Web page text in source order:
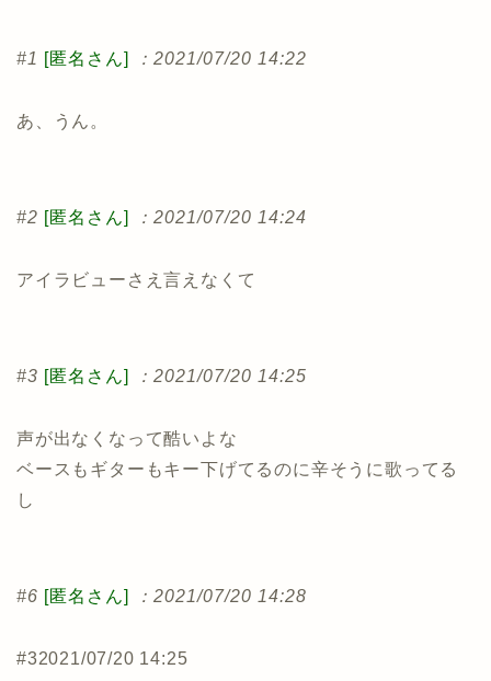
#1 [匿名さん] ：2021/07/20 14:22
あ、うん。
#2 [匿名さん] ：2021/07/20 14:24
アイラビューさえ言えなくて
#3 [匿名さん] ：2021/07/20 14:25
声が出なくなって酷いよな
ベースもギターもキー下げてるのに辛そうに歌ってる
し
#6 [匿名さん] ：2021/07/20 14:28
#32021/07/20 14:25